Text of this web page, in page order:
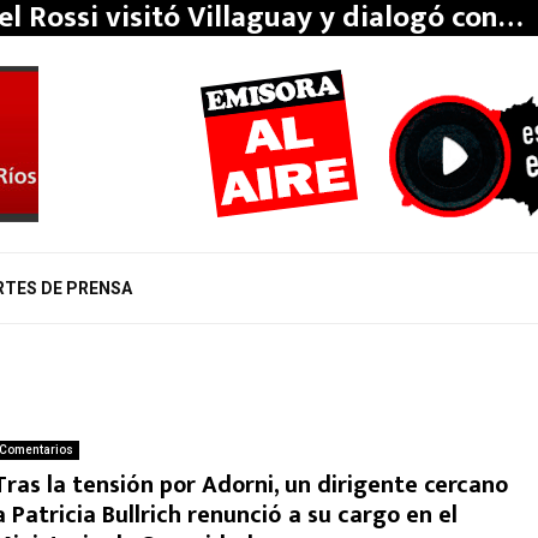
Rossi visitó Villaguay y dialogó con…
DE PRENSA
Comentarios
la tensión por Adorni, un dirigente cercano
Patricia Bullrich renunció a su cargo en el